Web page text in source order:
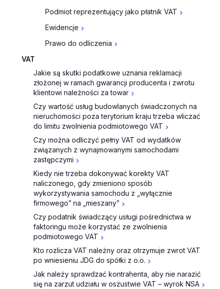
Podmiot reprezentujący jako płatnik VAT
Ewidencje
Prawo do odliczenia
VAT
Jakie są skutki podatkowe uznania reklamacji
złożonej w ramach gwarancji producenta i zwrotu
klientowi należności za towar
Czy wartość usług budowlanych świadczonych na
nieruchomości poza terytorium kraju trzeba wliczać
do limitu zwolnienia podmiotowego VAT
Czy można odliczyć pełny VAT od wydatków
związanych z wynajmowanymi samochodami
zastępczymi
Kiedy nie trzeba dokonywać korekty VAT
naliczonego, gdy zmieniono sposób
wykorzystywania samochodu z „wyłącznie
firmowego” na „mieszany”
Czy podatnik świadczący usługi pośrednictwa w
faktoringu może korzystać ze zwolnienia
podmiotowego VAT
Kto rozlicza VAT należny oraz otrzymuje zwrot VAT
po wniesieniu JDG do spółki z o.o.
Jak należy sprawdzać kontrahenta, aby nie narazić
się na zarzut udziału w oszustwie VAT – wyrok NSA